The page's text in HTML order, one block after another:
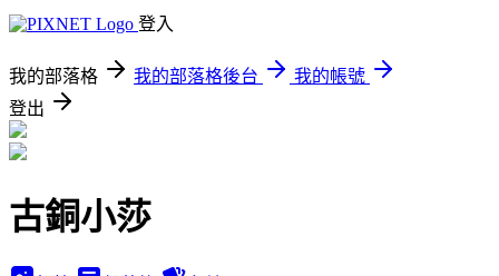
登入
我的部落格 我的部落格後台
我的帳號
登出
古銅小莎